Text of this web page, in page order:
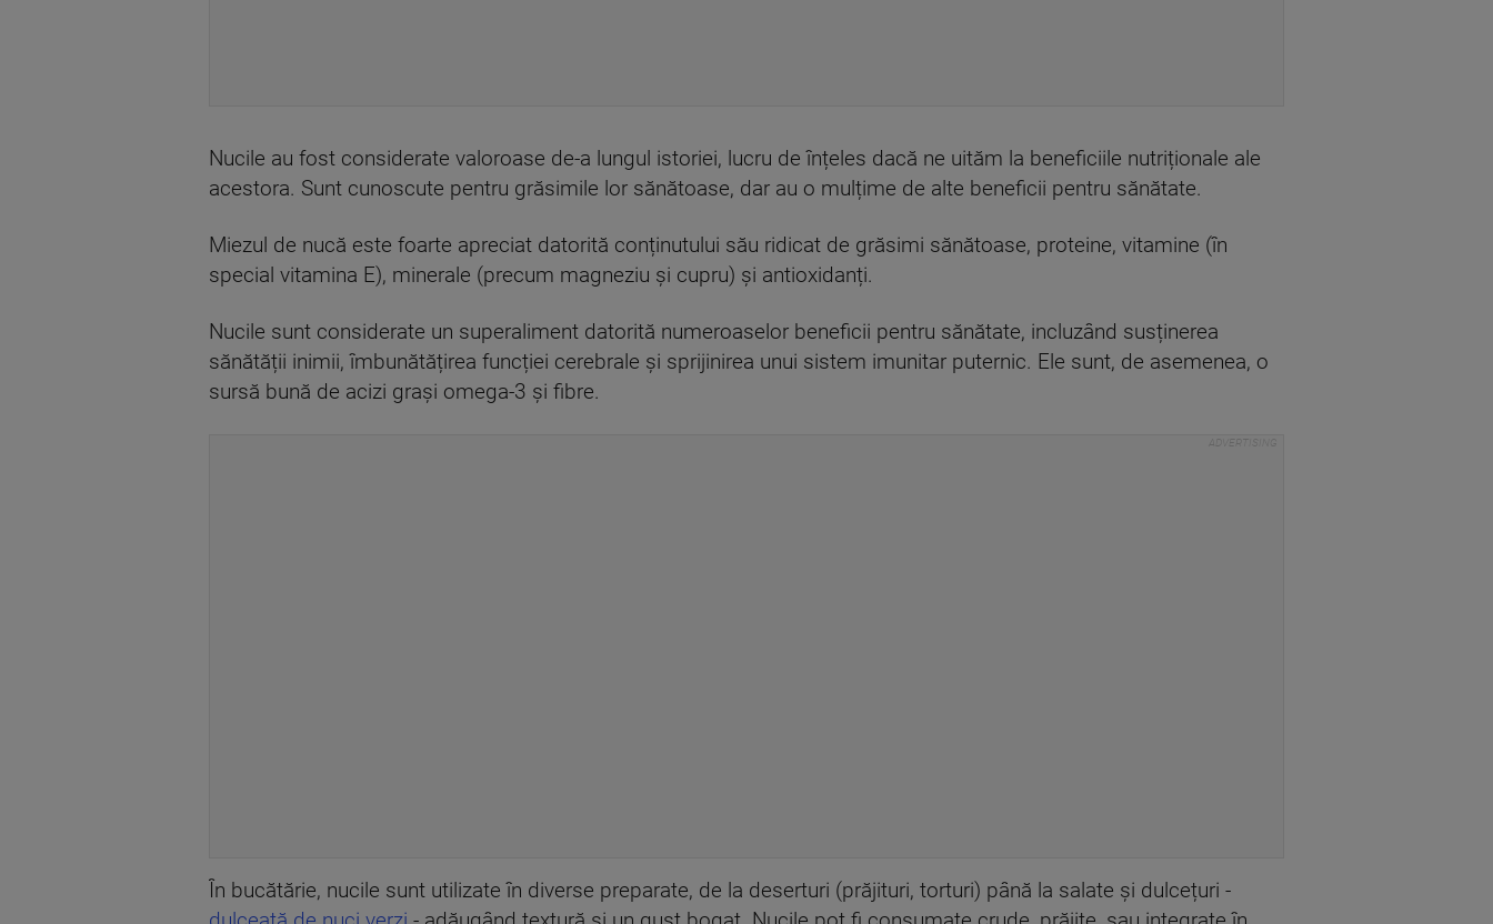
Nucile au fost considerate valoroase de-a lungul istoriei, lucru de înțeles dacă ne uităm la beneficiile nutriționale ale
acestora. Sunt cunoscute pentru grăsimile lor sănătoase, dar au o mulțime de alte beneficii pentru sănătate.
Miezul de nucă este foarte apreciat datorită conținutului său ridicat de grăsimi sănătoase, proteine, vitamine (în
special vitamina E), minerale (precum magneziu și cupru) și antioxidanți.
Nucile sunt considerate un superaliment datorită numeroaselor beneficii pentru sănătate, incluzând susținerea
sănătății inimii, îmbunătățirea funcției cerebrale și sprijinirea unui sistem imunitar puternic. Ele sunt, de asemenea, o
sursă bună de acizi grași omega-3 și fibre.
În bucătărie, nucile sunt utilizate în diverse preparate, de la deserturi (prăjituri, torturi) până la salate și dulcețuri -